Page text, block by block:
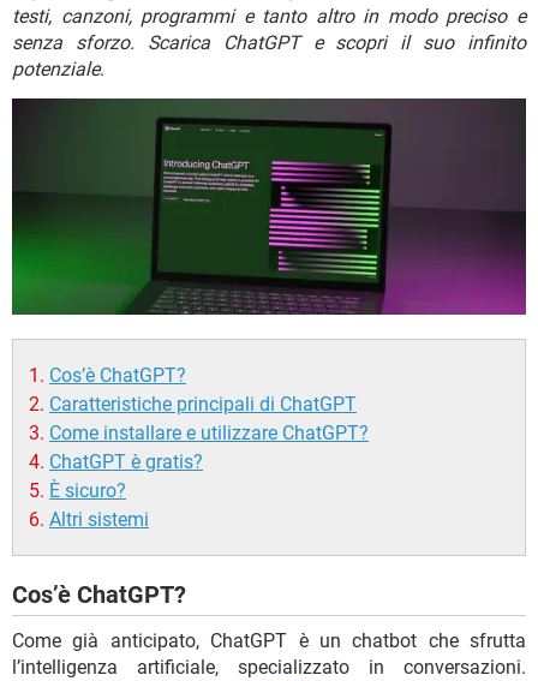
TIKTOK FACEBOOK
HARDWARE
testi, canzoni, programmi e tanto altro in modo preciso e
senza sforzo. Scarica ChatGPT e scopri il suo infinito
potenziale.
Cos’è ChatGPT?
Caratteristiche principali di ChatGPT
Come installare e utilizzare ChatGPT?
ChatGPT è gratis?
È sicuro?
Altri sistemi
Cos’è ChatGPT?
Come già anticipato, ChatGPT è un chatbot che sfrutta
l’intelligenza artificiale, specializzato in conversazioni.